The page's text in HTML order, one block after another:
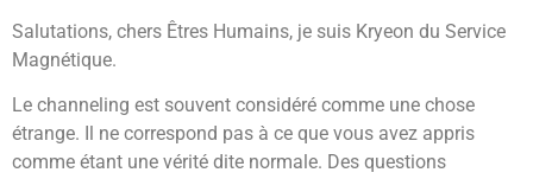
Salutations, chers Êtres Humains, je suis Kryeon du Service
Magnétique.
Le channeling est souvent considéré comme une chose
étrange. Il ne correspond pas à ce que vous avez appris
comme étant une vérité dite normale. Des questions